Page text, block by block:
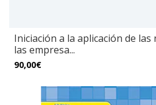
Iniciación a la aplicación de
las empresa...
90,00€